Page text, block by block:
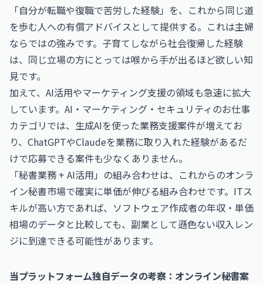
「自分が転職や復職で苦労した経験」を、これから同じ道
を歩む人への有償アドバイスとして提供する。これは主婦
ならではの強みです。子育てしながら社会復帰した経験
は、同じ立場の方にとっては喉から手が出るほど欲しい知
見です。
加えて、AI活用やマーケティング支援の領域も急速に拡大
しています。 AI・マーケティング・セキュリティのお仕事
カテゴリでは、生成AIを使った業務支援案件が増えてお
り、ChatGPTやClaudeを業務に取り入れた経験があるだ
けで応募できる案件も少なくありません。
「秘書業務 + AI活用」の組み合わせは、これからのオンラ
イン秘書市場で確実に単価が伸びる組み合わせです。ITス
キルが高い方であれば、 ソフトウェア作成者の年収・単価
相場のデータと比較しても、副業として遜色ない収入レン
ジに到達できる可能性があります。
当プラットフォーム独自データの考察：オンライン秘書案